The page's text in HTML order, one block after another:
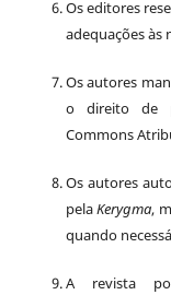
Os editores
adequações às
Os autores
o direito de
Commons
Os autores
pelaKerygma,
quando
A revista